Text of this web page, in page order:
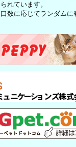
れています。
数に応じてランダムに